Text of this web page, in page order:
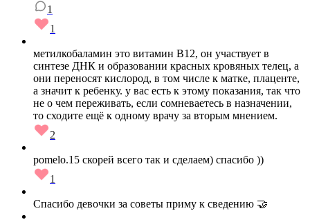
1
1
метилкобаламин это витамин В12, он участвует в
синтезе ДНК и образовании красных кровяных телец, а
они переносят кислород, в том числе к матке, плаценте,
а значит к ребенку. у вас есть к этому показания, так что
не о чем переживать, если сомневаетесь в назначении,
то сходите ещё к одному врачу за вторым мнением.
2
pomelo.15 скорей всего так и сделаем) спасибо ))
1
Спасибо девочки за советы приму к сведению 🤝